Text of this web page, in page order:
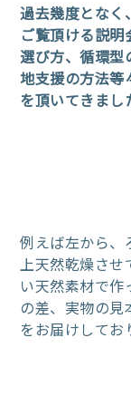
過去幾度となく
ご覧頂ける説明
選び方、循環型
地支援の方法等
を頂いてきまし
例えば左から、
上天然乾燥さ
い天然素材で作
の差、実物の
をお届けしてお